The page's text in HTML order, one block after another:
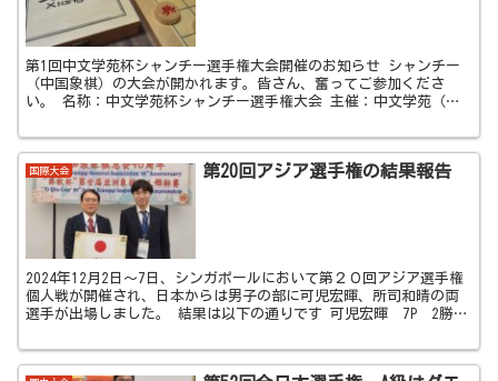
第1回中文学苑杯シャンチー選手権大会開催のお知らせ シャンチー
（中国象棋）の大会が開かれます。皆さん、奮ってご参加くださ
い。 名称：中文学苑杯シャンチー選手権大会 主催：中文学苑（神
国際大会 第20回アジア選手権の結果報告
2024年12月2日～7日、シンガポールにおいて第２０回アジア選手権
個人戦が開催され、日本からは男子の部に可児宏暉、所司和晴の両
選手が出場しました。 結果は以下の通りです 可児宏暉 7P 2勝2